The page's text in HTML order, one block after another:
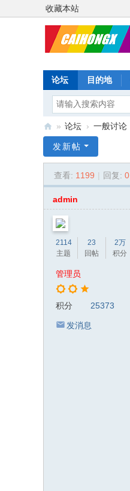
收藏本站
论坛 目的地
虹
» 论坛 › 一般讨论
发新帖
查看: 1199 | 回复: 0
admin
2114
主题
23
回帖
2万
积分
管理员
积分 25373
发消息